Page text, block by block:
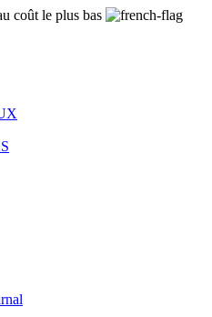
coût le plus bas